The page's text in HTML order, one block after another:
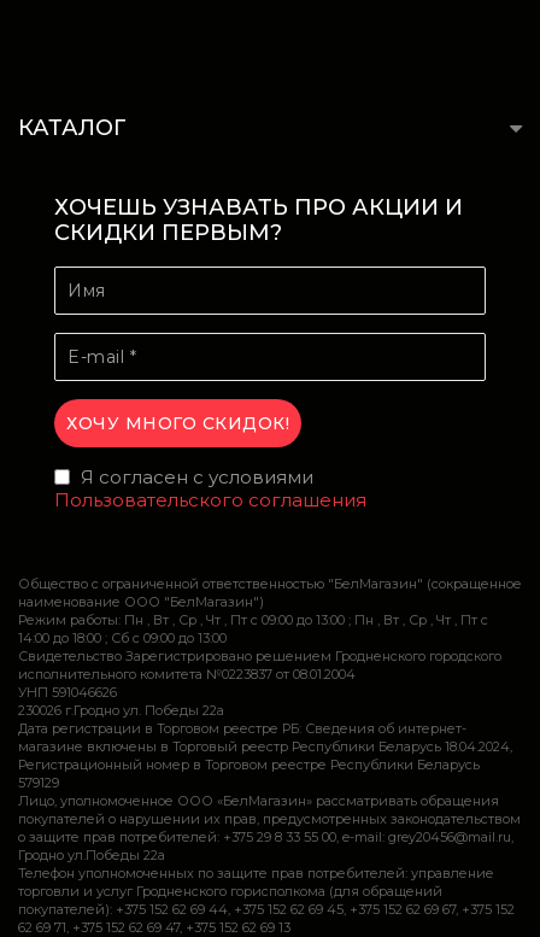
КАТАЛОГ
ХОЧЕШЬ УЗНАВАТЬ ПРО АКЦИИ И
СКИДКИ ПЕРВЫМ?
Я согласен с условиями
Пользовательского соглашения
Общество с ограниченной ответственностью "БелМагазин" (сокращенное
наименование ООО "БелМагазин")
Режим работы: Пн , Вт , Ср , Чт , Пт c 09:00 до 13:00 ; Пн , Вт , Ср , Чт , Пт c
14:00 до 18:00 ; Сб c 09:00 до 13:00
Свидетельство Зарегистрировано решением Гродненского городского
исполнительного комитета №0223837 от 08.01.2004
УНП 591046626
230026 г.Гродно ул. Победы 22а
Дата регистрации в Торговом реестре РБ: Сведения об интернет-
магазине включены в Торговый реестр Республики Беларусь 18.04.2024,
Регистрационный номер в Торговом реестре Республики Беларусь
579129
Лицо, уполномоченное ООО «БелМагазин» рассматривать обращения
покупателей о нарушении их прав, предусмотренных законодательством
о защите прав потребителей: +375 29 8 33 55 00, e-mail: grey20456@mail.ru,
Гродно ул.Победы 22а
Телефон уполномоченных по защите прав потребителей: управление
торговли и услуг Гродненского горисполкома (для обращений
покупателей): +375 152 62 69 44, +375 152 62 69 45, +375 152 62 69 67, +375 152
62 69 71, +375 152 62 69 47, +375 152 62 69 13